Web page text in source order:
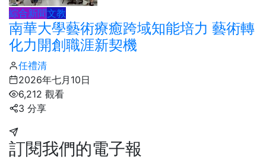
綜合新聞文教
南華大學藝術療癒跨域知能培力 藝術轉
化力開創職涯新契機
任禮清
2026年七月10日
6,212 觀看
3 分享
訂閱我們的電子報